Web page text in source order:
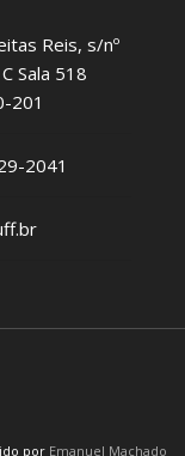
Reis, s/nº
Sala 518
201
2041
por Emanuel Machado